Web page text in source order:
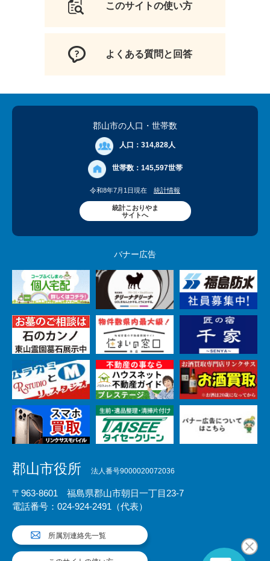
このサイトの使い方
よくある質問と回答
郡山市の人口 ・世帯数
人口： 314,828人
世帯数： 145,597世帯
令和8年7月1日現在 統計情報
統計こおりやま
サイトへ
バナー広告
郡山市役所 法人番号9000020072036
〒963-8601 福島県郡山市朝日一丁目23-7
電話番号：024-924-2491（代表）
所属別連絡先一覧